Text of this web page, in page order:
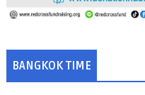
BANGKOK TIME